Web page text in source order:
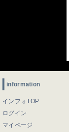
information
インフォTOP
ログイン
マイページ